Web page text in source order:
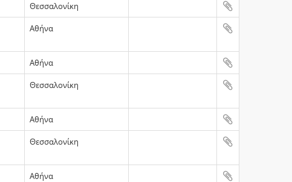
Θεσσαλονίκη
Αθήνα
Αθήνα
Θεσσαλονίκη
Αθήνα
Θεσσαλονίκη
Αθήνα